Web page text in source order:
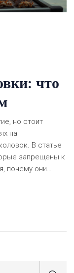
что
но стоит
на
В статье
запрещены к
почему они
того,
за
как выбрать